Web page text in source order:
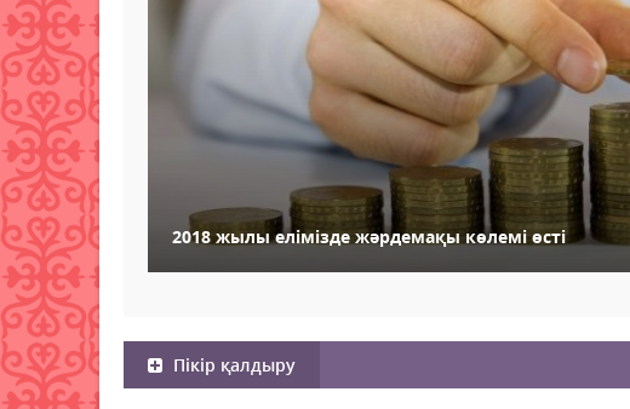
2018 жылы елімізде жәрдемақы көлемі өсті
Пікір қалдыру